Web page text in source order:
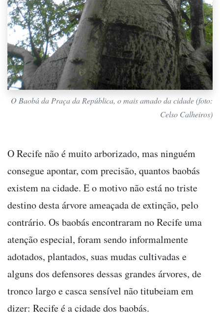
O Baobá da Praça da República, o mais amado da cidade (foto:
Celso Calheiros)
O Recife não é muito arborizado, mas ninguém
consegue apontar, com precisão, quantos baobás
existem na cidade. E o motivo não está no triste
destino desta árvore ameaçada de extinção, pelo
contrário. Os baobás encontraram no Recife uma
atenção especial, foram sendo informalmente
adotados, plantados, suas mudas cultivadas e
alguns dos defensores dessas grandes árvores, de
tronco largo e casca sensível não titubeiam em
dizer: Recife é a cidade dos baobás.